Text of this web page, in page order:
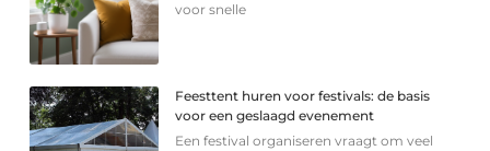
voor snelle
Feesttent huren voor festivals: de basis
voor een geslaagd evenement
Een festival organiseren vraagt om veel